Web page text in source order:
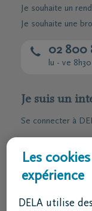
Je souhaite un
Je souhaite une
02 800
lu - ve
Je suis un
Se connecter à
Code RSE
Suivez nous
Les
expérience
DELA utilise